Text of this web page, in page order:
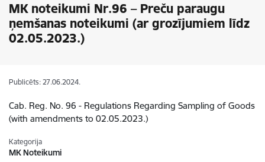
MK noteikumi Nr.96 – Preču paraugu
ņemšanas noteikumi (ar grozījumiem līdz
02.05.2023.)
Publicēts: 27.06.2024.
Cab. Reg. No. 96 - Regulations Regarding Sampling of Goods
(with amendments to 02.05.2023.)
Kategorija
MK Noteikumi